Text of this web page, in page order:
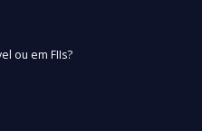
ou em FIIs?